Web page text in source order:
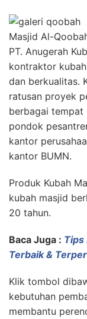
Masjid Al-
PT. Anugerah
kontraktor
dan berkualitas.
ratusan proyek
berbagai tempat
pondok
kantor
kantor BUMN.
Produk Kubah
kubah masjid
20 tahun.
Baca Juga : Tips
Terbaik &
Klik tombol
kebutuhan
membantu